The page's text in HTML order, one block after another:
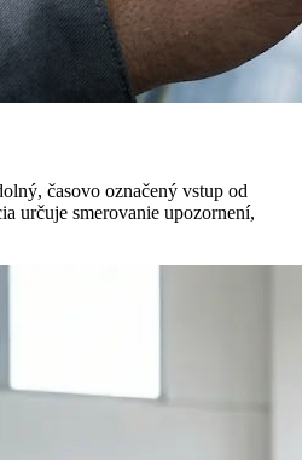
časovo označený vstup od
určuje smerovanie upozornení,